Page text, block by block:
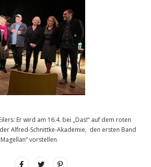
Er wird am 16.4. bei „Das!“ auf dem roten
Alfred-Schnittke-Akademie, den ersten Band
vorstellen.